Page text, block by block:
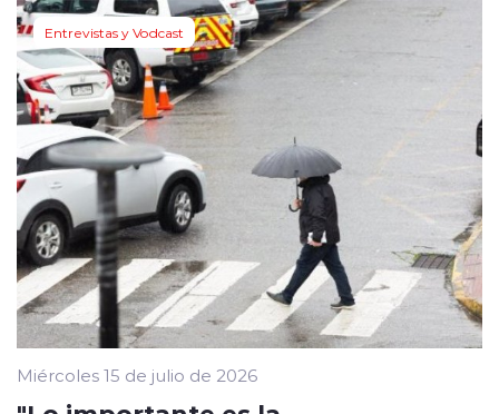
Entrevistas y Vodcast
Miércoles 15 de julio de 2026